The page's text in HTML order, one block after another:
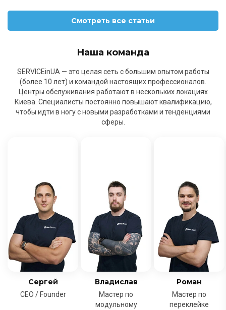
Смотреть все статьи
Наша команда
SERVICEinUA — это целая сеть с большим опытом работы
(более 10 лет) и командой настоящих профессионалов.
Центры обслуживания работают в нескольких локациях
Киева. Специалисты постоянно повышают квалификацию,
чтобы идти в ногу с новыми разработками и тенденциями
сферы.
Сергей
CEO / Founder
Владислав
Мастер по
модульному
Роман
Мастер по
переклейке